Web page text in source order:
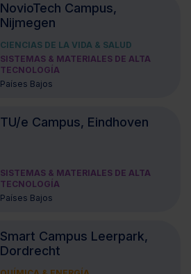
CIENCIAS DE LA VIDA & SALUD
SISTEMAS & MATERIALES DE ALTA
TECNOLOGÍA
Países Bajos
NovioTech Campus,
Nijmegen
SISTEMAS & MATERIALES DE ALTA
TECNOLOGÍA
Países Bajos
TU/e Campus, Eindhoven
Smart Campus Leerpark,
Dordrecht